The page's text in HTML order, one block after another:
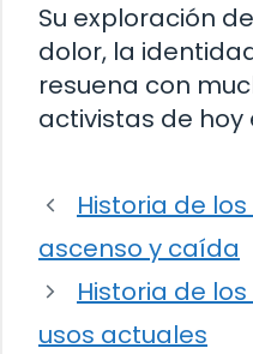
Su exploración
dolor, la
resuena con
activistas de hoy
Historia de
ascenso y caída
Historia de
usos actuales